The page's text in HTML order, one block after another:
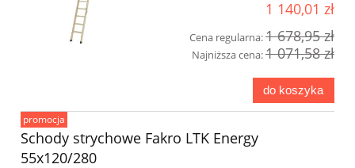
1 140,01 zł
Cena regularna:1 678,95 zł
Najniższa cena:1 071,58 zł
do koszyka
Schody strychowe Fakro LTK Energy
55x120/280
promocja